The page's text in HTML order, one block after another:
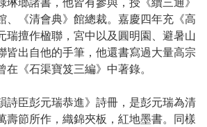
、《清會典》館總裁。嘉慶四年充《高
瑞擅作楹聯，宮中以及圓明園、避暑山
皆出自他的手筆，他還書寫過大量高宗
《石渠寶笈三編》中著錄。
詩臣彭元瑞恭進》詩冊，是彭元瑞為清
壽節所作，織錦夾板，紅地墨書。同樣